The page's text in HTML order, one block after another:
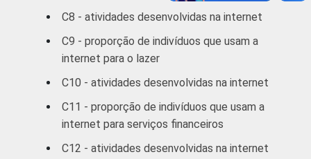
FAMILIAR
2 SM - 3 SM
5 SM - 10 SM
C8 - atividades desenvolvidas na internet
C9 - proporção de indivíduos que usam a
internet para o lazer
C10 - atividades desenvolvidas na internet
C11 - proporção de indivíduos que usam a
internet para serviços financeiros
C12 - atividades desenvolvidas na internet